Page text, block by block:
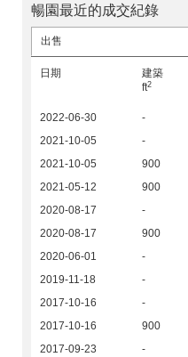
暢園最近的成交紀錄
出售
日期
建築
ft2
2022-06-30 -
2021-10-05
-
2021-10-05
900
2021-05-12
900
2020-08-17
-
2020-08-17
900
2020-06-01
-
2019-11-18
-
2017-10-16
-
2017-10-16
900
2017-09-23
-